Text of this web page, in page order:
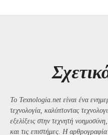
Το Texnologia.net είναι ένα
τεχνολογία, καλύπτοντας
εξελίξεις στην τεχνητή
και τις επιστήμες. Η